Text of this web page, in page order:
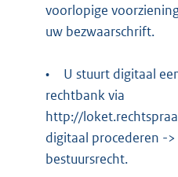
voorlopige
uw bezwaarschrift.
•
U stuurt digitaal
rechtbank via
http://
digitaal procederen -
bestuursrecht.